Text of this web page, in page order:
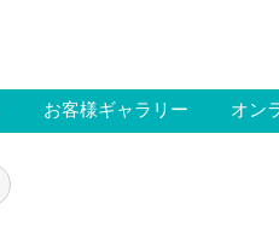
お客様ギャラリー オン